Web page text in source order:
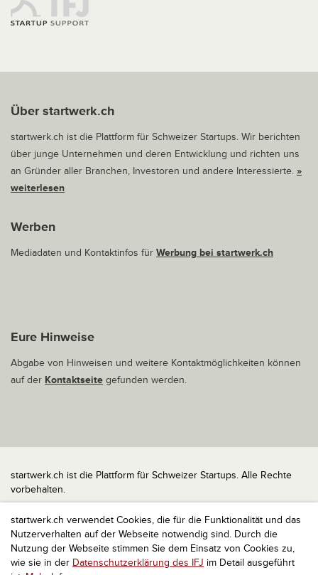
startwerk.ch verwendet Cookies, die für die Funktionalität und das
Nutzerverhalten auf der Webseite notwendig sind. Durch die
Nutzung der Webseite stimmen Sie dem Einsatz von Cookies zu,
wie sie in der Datenschutzerklärung des IFJ im Detail ausgeführt
Über startwerk.ch
startwerk.ch ist die Plattform für Schweizer Startups. Wir berichten
über junge Unternehmen und deren Entwicklung und richten uns
an Gründer aller Branchen, Investoren und andere Interessierte. »
weiterlesen
Werben
Mediadaten und Kontaktinfos für Werbung bei startwerk.ch
Eure Hinweise
Abgabe von Hinweisen und weitere Kontaktmöglichkeiten können
auf der Kontaktseite gefunden werden.
startwerk.ch ist die Plattform für Schweizer Startups. Alle Rechte
vorbehalten.
Impressum
Kontakt
nach oben